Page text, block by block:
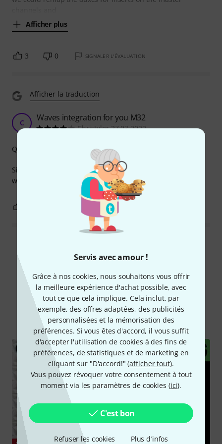
Servis avec amour !
Grâce à nos cookies, nous souhaitons vous offrir
la meilleure expérience d'achat possible, avec
tout ce que cela implique. Cela inclut, par
exemple, des offres adaptées, des publicités
personnalisées et la mémorisation des
préférences. Si vous êtes d'accord, il vous suffit
d'accepter l'utilisation de cookies à des fins de
préférences, de statistiques et de marketing en
cliquant sur "D'accord!" (afficher tout).
Vous pouvez révoquer votre consentement à tout
moment via les paramètres de cookies (ici).
C'est bon
Refuser les cookies Plus d´infos
Afficher plus
3 0 SIGNALER L'ÉVALUATION
Afficher la traduction
C Waves integration for you M32
Christyler 27.03.2022
Simple to config in the M32, then you can use superrack
with the M32 and record from your soundgrid network.
Qualité de fabrication
SIGNALER L'ÉVALUATION
Le saviez-vous?
Tout Vidéos Guides Téléchargements